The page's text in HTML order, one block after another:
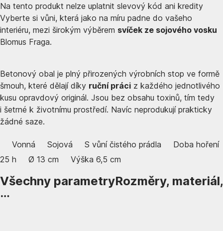
Na tento produkt nelze uplatnit slevový kód ani kredity
Vyberte si vůni, která jako na míru padne do vašeho
interiéru, mezi širokým výběrem svíček ze sojového vosku
Blomus Fraga.
Betonový obal je plný přirozených výrobních stop ve formě
šmouh, které dělají díky ruční práci z každého jednotlivého
kusu opravdový originál. Jsou bez obsahu toxinů, tím tedy
i šetrné k životnímu prostředí. Navíc neprodukují prakticky
žádné saze.
Vonná Sojová S vůní čistého prádla
Doba hoření
25 h
Ø 13 cm Výška 6,5 cm
Všechny parametryRozměry, materiál,
…